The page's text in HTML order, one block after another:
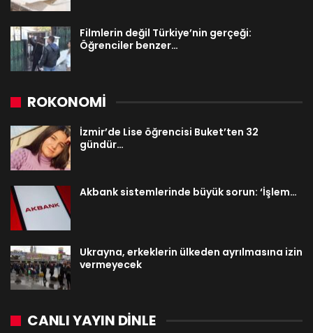
Filmlerin değil Türkiye’nin gerçeği:
Öğrenciler benzer…
ROKONOMİ
İzmir’de Lise öğrencisi Buket’ten 32
gündür…
Akbank sistemlerinde büyük sorun: ‘İşlem…
Ukrayna, erkeklerin ülkeden ayrılmasına izin
vermeyecek
CANLI YAYIN DINLE